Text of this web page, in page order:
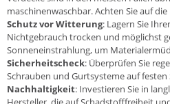
maschinenwaschbar. Achten Sie auf
Schutz vor Witterung: Lagern Sie
Nichtgebrauch trocken und möglichst
Sonneneinstrahlung, um
Sicherheitscheck: Überprüfen Sie
Schrauben und Gurtsysteme auf
Nachhaltigkeit: Investieren Sie in